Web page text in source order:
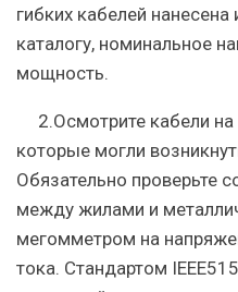
гибких кабелей
каталогу, номинальное
мощность.
2.Осмотрите кабели
которые могли
Обязательно проверьте
между жилами и
мегомметром на
тока. Стандартом